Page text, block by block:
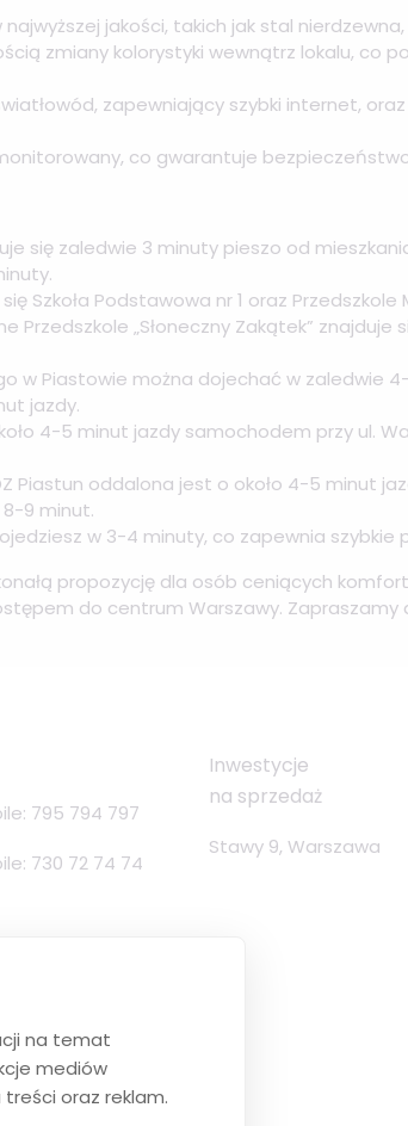
na temat
mediów
oraz reklam.
jakości, takich jak stal nierdzewna,
zmiany kolorystyki wewnątrz lokalu, co
zapewniający szybki internet,
co gwarantuje
się zaledwie 3 minuty pieszo od
Szkoła Podstawowa nr 1 oraz
Przedszkole „Słoneczny Zakątek” znajduje
w Piastowie można dojechać w zaledwie
jazdy.
4-5 minut jazdy samochodem przy ul.
Piastun oddalona jest o około 4-5 minut
8-9 minut.
w 3-4 minuty, co zapewnia szybkie
propozycję dla osób ceniących
do centrum Warszawy.
795 794 797
730 72 74 74
Inwestycje
na sprzedaż
Stawy 9, Warszawa